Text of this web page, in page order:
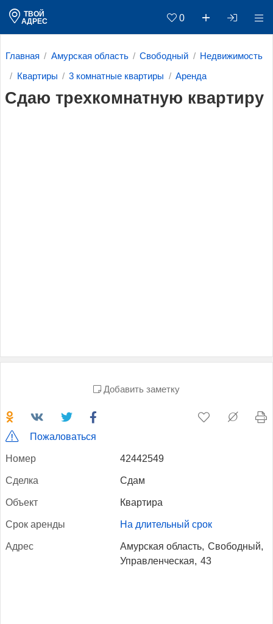
ТВОЙ
АДРЕС
0
Главная Амурская область Свободный Недвижимость
Квартиры 3 комнатные квартиры Аренда
Сдаю трехкомнатную квартиру
Добавить заметку
Пожаловаться
Но­мер 42442549
Сдел­ка Сдам
Объ­ект Квартира
Срок арен­ды На длительный срок
Ад­рес Амурская область, Свободный,
Управленческая, 43